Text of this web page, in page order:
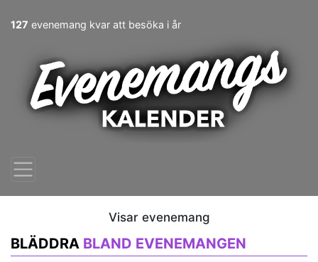
127 evenemang kvar att besöka i år
Visar evenemang
BLÄDDRA BLAND EVENEMANGEN